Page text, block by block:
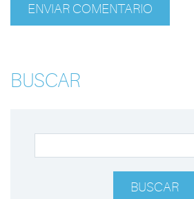
BUSCAR
BUSCAR